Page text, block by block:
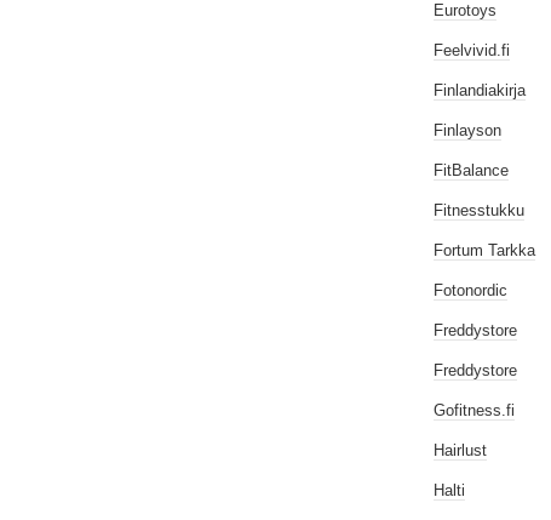
Eurotoys
Feelvivid.fi
Finlandiakirja
Finlayson
FitBalance
Fitnesstukku
Fortum Tarkka
Fotonordic
Freddystore
Freddystore
Gofitness.fi
Hairlust
Halti